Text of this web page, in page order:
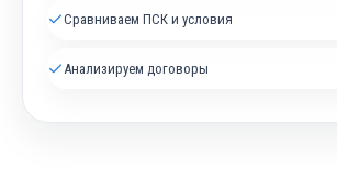
✓Сравниваем ПСК и условия
✓Анализируем договоры